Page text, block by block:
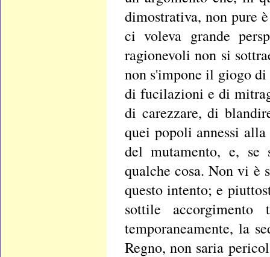
dimostrativa, non pure
ci voleva grande
ragionevoli non si
non s'impone il giogo
di fucilazioni e di
di carezzare, di
quei popoli annessi alla
del mutamento, e, se
qualche cosa. Non vi è
questo intento; e
sottile
temporaneamente, la
Regno, non saria